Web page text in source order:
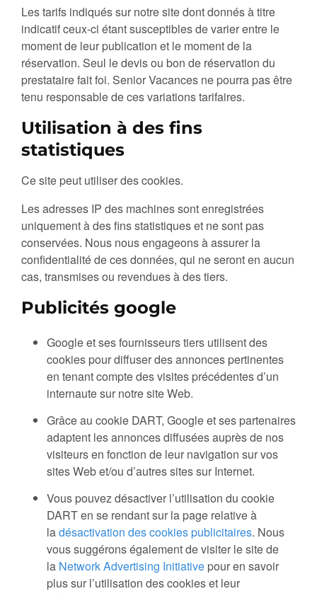
Les tarifs indiqués sur notre site dont donnés à titre
indicatif ceux-ci étant susceptibles de varier entre le
moment de leur publication et le moment de la
réservation. Seul le devis ou bon de réservation du
prestataire fait foi. Senior Vacances ne pourra pas être
tenu responsable de ces variations tarifaires.
Utilisation à des fins
statistiques
Ce site peut utiliser des cookies.
Les adresses IP des machines sont enregistrées
uniquement à des fins statistiques et ne sont pas
conservées. Nous nous engageons à assurer la
confidentialité de ces données, qui ne seront en aucun
cas, transmises ou revendues à des tiers.
Publicités google
Google et ses fournisseurs tiers utilisent des
cookies pour diffuser des annonces pertinentes
en tenant compte des visites précédentes d’un
internaute sur notre site Web.
Grâce au cookie DART, Google et ses partenaires
adaptent les annonces diffusées auprès de nos
visiteurs en fonction de leur navigation sur vos
sites Web et/ou d’autres sites sur Internet.
Vous pouvez désactiver l’utilisation du cookie
DART en se rendant sur la page relative à
ladésactivation des cookies publicitaires. Nous
vous suggérons également de visiter le site de
la Network Advertising Initiative pour en savoir
plus sur l’utilisation des cookies et leur